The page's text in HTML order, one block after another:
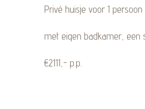
Privé huisje voor 1 persoon
met eigen badkamer, een
€2111,- p.p.